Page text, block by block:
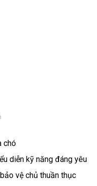
chó
diễn kỹ năng đáng yêu
vệ chủ thuần thục